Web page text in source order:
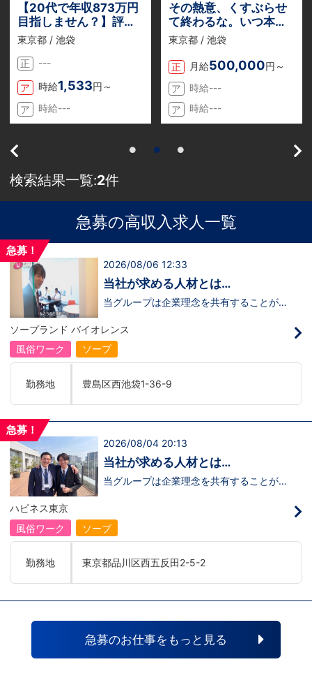
【20代で年収873万円
目指しません？】評価
体制が整っているから
り！
東京都 / 池袋
正
---
ア 時給1,533円～
ア
時給---
その熱意、くすぶらせ
て終わるな。いつ本気
を出す？自分史上最高
う最高の対価を。
東京都 / 池袋
正 月給500,000円～
ア
時給---
ア
時給---
検索結果一覧:2件
急募の高収入求人一覧
急募！
2026/08/06 12:33
当社が求める人材とは…
当グループは企業理念を共有することがで
神】を持っている方を求めています。さら
に！『ハピネスグループは、店舗数が増え
ます！！』つまり…【店長/幹部】の空き
枠があるってことです。実際に働いてみ
職者になれない(´;ω;｀)なんて経験はあり
ませんか？？当グループは年功序列ではな
く実力主義です。頑張り次第でいくらでも
のある方には必要な席をしっかりご用意で
入社後、最短で8ヶ月で店長になった先輩
もいます。その先輩のあとにアナタも続き
ませんか！？勿論、男性だけではなく女性
も活躍中。ハピネスグループ初の女性店長
いる会社です。そのため、誰もが安心して
入社・勤務のできる環境なのです。それで
ャルサイトをご覧下さい。
【https://happiness-group.biz/】※お手
数ですがコピー＆ペーストしてURLを開い
他社と比較検討中など。そのような時は1
もしれません。アナタからのご連絡お待ち
しております。
ソープランド バイオレンス
風俗ワーク
ソープ
勤務地 豊島区西池袋1-36-9
急募！
2026/08/04 20:13
当社が求める人材とは…
当グループは企業理念を共有することがで
ます！！』つまり…【店長/幹部】の空き
枠があるってことです。実際に働いてみ
職者になれない(´;ω;｀)なんて経験はあり
ませんか？？当グループは年功序列ではな
く実力主義です。頑張り次第でいくらでも
のある方には必要な席をしっかりご用意で
入社後、最短で8ヶ月で店長になった先輩
もいます。その先輩のあとにアナタも続き
ませんか！？勿論、男性だけではなく女性
も活躍中。ハピネスグループ初の女性店長
ハピネス東京
風俗ワーク
ソープ
勤務地 東京都品川区西五反田2-5-2
急募のお仕事をもっと見る